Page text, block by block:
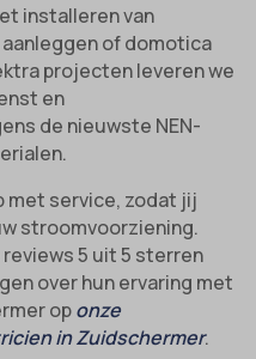
installeren van
of domotica
projecten leveren we
en
de nieuwste NEN-
met service, zodat jij
stroomvoorziening.
5 uit 5 sterren
over hun ervaring met
oponze
in Zuidschermer.